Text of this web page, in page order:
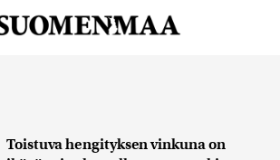
Toistuva hengityksen vinkuna on